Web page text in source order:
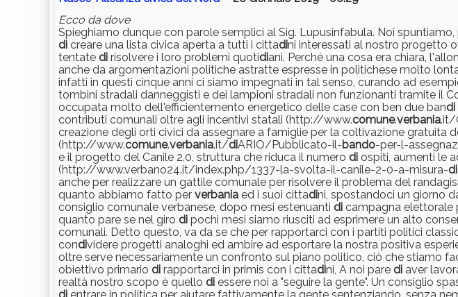
Ecco da dove
Spieghiamo dunque con parole semplici al Sig. Lupusinfabula. Noi
di creare una lista civica aperta a tutti i cittadini interessati al nostro progetto
tentate di risolvere i loro problemi quotidiani. Perché una cosa era chiara,
anche da argomentazioni politiche astratte espresse in politichese molto
infatti in questi cinque anni ci siamo impegnati in tal senso, curando ad
tombini stradali danneggisti e dei lampioni stradali non funzionanti tramite il
occupata molto dell'efficientemento energetico delle case con ben due bandi
contributi comunali oltre agli incentivi statali (http://www.comune.verbania.it/
creazione degli orti civici da assegnare a famiglie per la coltivazione gratuita
(http://www.comune.verbania.it/diARIO/Pubblicato-il-bando-per-l-
e il progetto del Canile 2.0, struttura che riduca il numero di ospiti, aumenti le
(http://www.verbano24.it/index.php/1337-la-svolta-il-canile-2-0-a-misura-di
anche per realizzare un gattile comunale per risolvere il problema del
quanto abbiamo fatto per verbania ed i suoi cittadini, spostandoci un giorno
consiglio comunale verbanese, dopo mesi estenuanti di campagna elettorale
quanto pare se nel giro di pochi mesi siamo riusciti ad esprimere un alto
comunali. Detto questo, va da se che per rapportarci con i partiti politici
condividere progetti analoghi ed ambire ad esportare la nostra positiva
oltre serve necessariamente un confronto sul piano politico, ciò che stiamo
obiettivo primario di rapportarci in primis con i cittadini, A noi pare di aver
realtà nostro scopo è quello di essere noi a "seguire la gente". Un consiglio